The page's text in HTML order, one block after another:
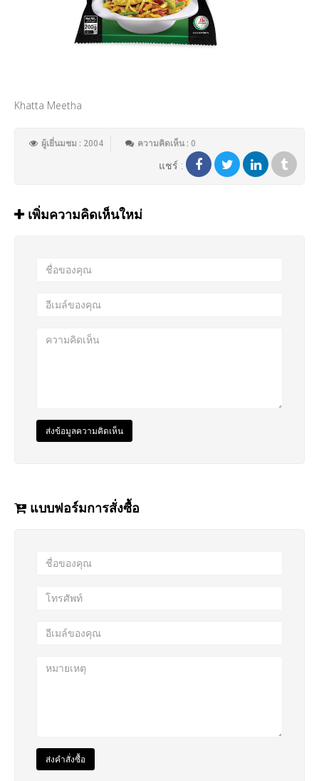
Khatta Meetha
ผู้เยี่นมชม : 2004 ความคิดเห็น : 0
แชร์ :
เพิ่มความคิดเห็นใหม่
ส่งข้อมูลความคิดเห็น
แบบฟอร์มการสั่งซื้อ
ส่งคำสั่งซื้อ